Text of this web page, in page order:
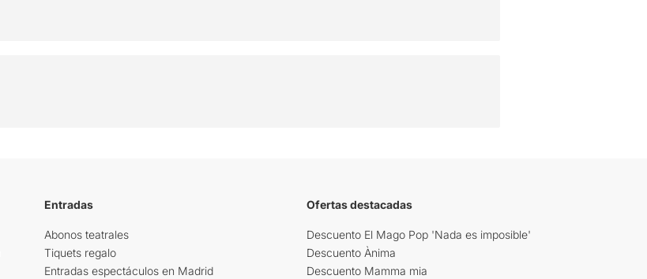
Entradas
Abonos teatrales
Tiquets regalo
Entradas espectáculos en Madrid
Ofertas destacadas
Descuento El Mago Pop 'Nada es imposible'
Descuento Ànima
Descuento Mamma mia